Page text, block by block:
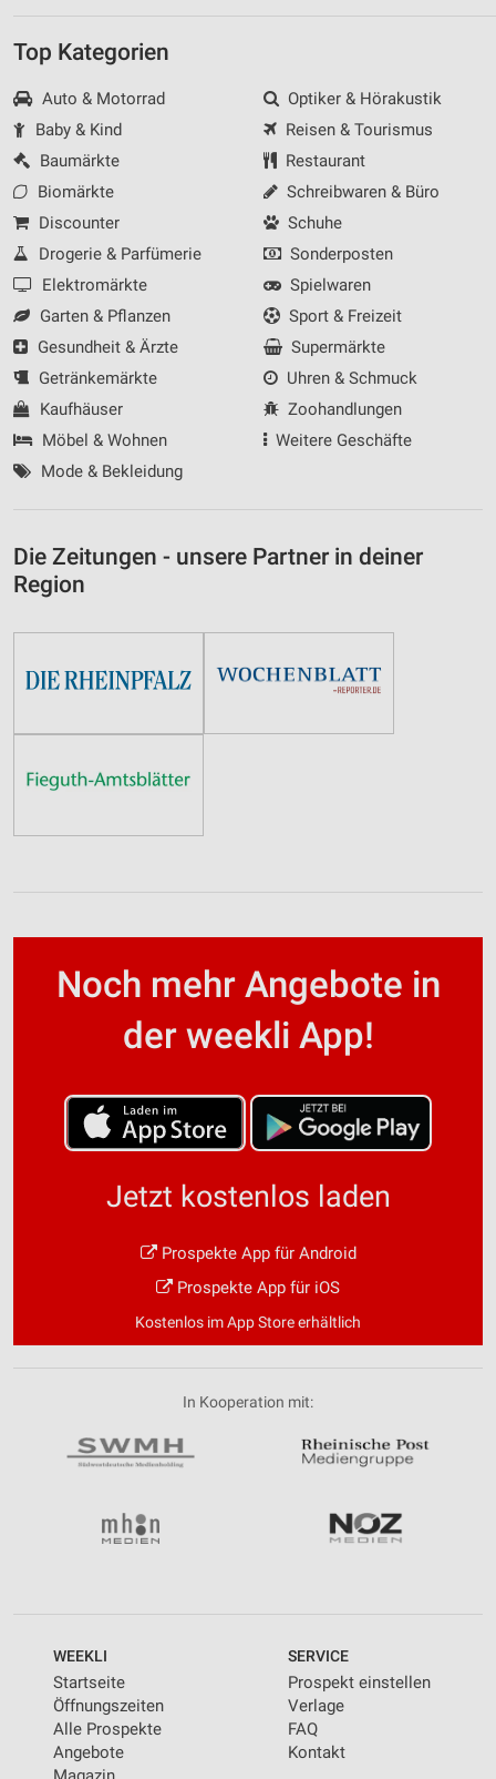
Top Kategorien
Auto & Motorrad
Baby & Kind
Baumärkte
Biomärkte
Discounter
Drogerie & Parfümerie
Elektromärkte
Garten & Pflanzen
Gesundheit & Ärzte
Getränkemärkte
Kaufhäuser
Möbel & Wohnen
Mode & Bekleidung
Optiker & Hörakustik
Reisen & Tourismus
Restaurant
Schreibwaren & Büro
Schuhe
Sonderposten
Spielwaren
Sport & Freizeit
Supermärkte
Uhren & Schmuck
Zoohandlungen
Weitere Geschäfte
Die Zeitungen - unsere Partner in deiner
Region
Noch mehr Angebote in
der weekli App!
Jetzt kostenlos laden
Prospekte App für Android
Prospekte App für iOS
Kostenlos im App Store erhältlich
In Kooperation mit:
WEEKLI
Startseite
Öffnungszeiten
Alle Prospekte
Angebote
SERVICE
Prospekt einstellen
Verlage
FAQ
Kontakt